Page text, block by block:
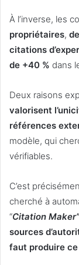
À l’inverse, les
propriétaires,
citations
de +40 % dans
Deux raisons
valorisent
références
modèle, qui
vérifiables.
C’est
cherché à
“Citation Maker”
sources
faut produire ce